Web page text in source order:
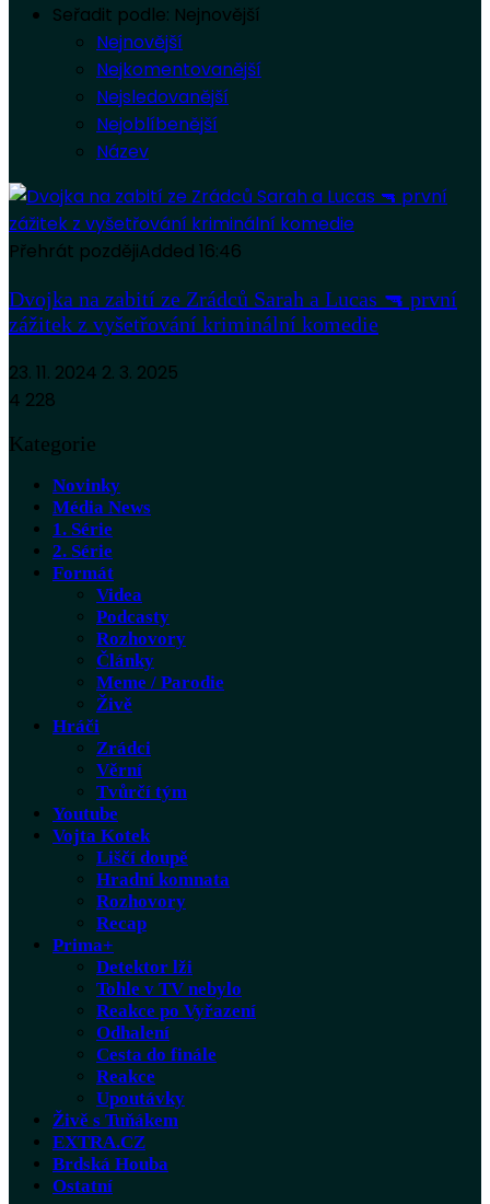
Seřadit podle: Nejnovější
Nejnovější
Nejkomentovanější
Nejsledovanější
Nejoblíbenější
Název
Přehrát pozdějiAdded 16:46
Dvojka na zabití ze Zrádců Sarah a Lucas 🔫 první
zážitek z vyšetřování kriminální komedie
23. 11. 2024 2. 3. 2025
4 228
Kategorie
Novinky
Média News
1. Série
2. Série
Formát
Videa
Podcasty
Rozhovory
Články
Meme / Parodie
Živě
Hráči
Zrádci
Věrní
Tvůrčí tým
Youtube
Vojta Kotek
Liščí doupě
Hradní komnata
Rozhovory
Recap
Prima+
Detektor lži
Tohle v TV nebylo
Reakce po Vyřazení
Odhalení
Cesta do finále
Reakce
Upoutávky
Živě s Tuňákem
EXTRA.CZ
Brdská Houba
Ostatní